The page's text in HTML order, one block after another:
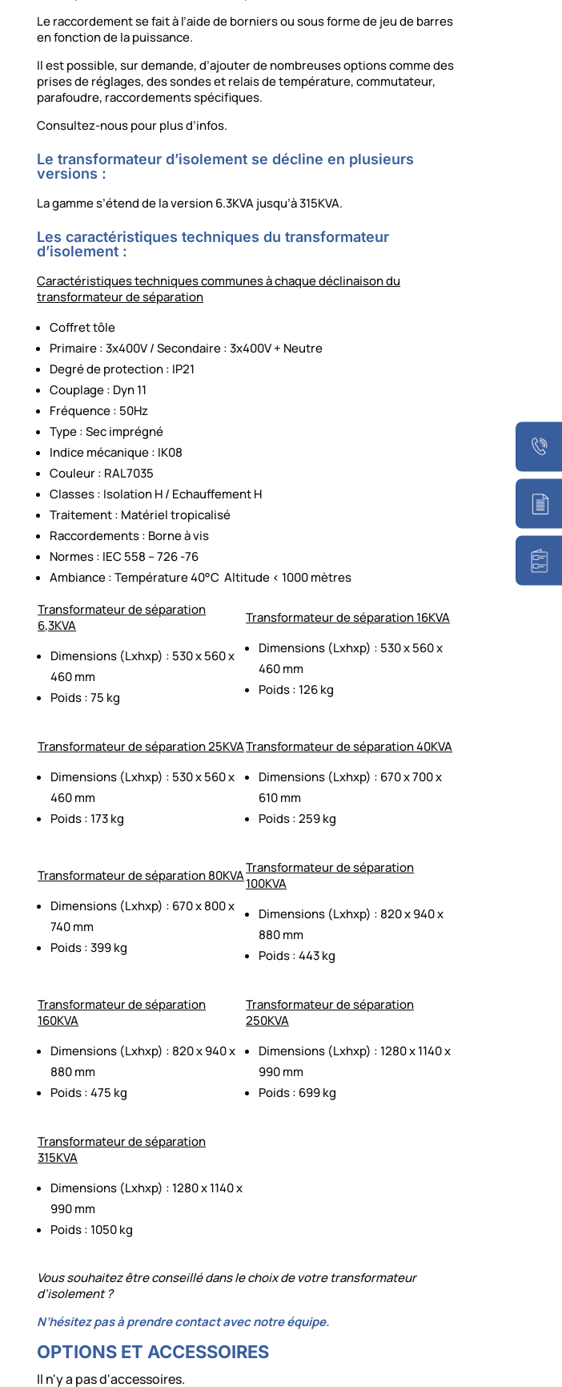
Le raccordement se fait à l’aide de borniers ou sous forme de jeu de barres
en fonction de la puissance.
Il est possible, sur demande, d’ajouter de nombreuses options comme des
prises de réglages, des sondes et relais de température, commutateur,
parafoudre, raccordements spécifiques.
Consultez-nous pour plus d’infos.
Le transformateur d’isolement se décline en plusieurs
versions :
La gamme s’étend de la version 6.3KVA jusqu’à 315KVA.
Les caractéristiques techniques du transformateur
d’isolement :
Caractéristiques techniques communes à chaque déclinaison du
transformateur de séparation
Coffret tôle
Primaire : 3x400V / Secondaire : 3x400V + Neutre
Degré de protection : IP21
Couplage : Dyn 11
Fréquence : 50Hz
Type : Sec imprégné
Indice mécanique : IK08
Couleur : RAL7035
Classes : Isolation H / Echauffement H
Traitement : Matériel tropicalisé
Raccordements : Borne à vis
Normes : IEC 558 – 726 -76
Ambiance : Température 40°C Altitude < 1000 mètres
Transformateur de séparation
6,3KVA
Dimensions (Lxhxp) : 530 x 560 x
460 mm
Poids : 75 kg
Transformateur de séparation 16KVA
Dimensions (Lxhxp) : 530 x 560 x
460 mm
Poids : 126 kg
Transformateur de séparation 25KVA
Dimensions (Lxhxp) : 530 x 560 x
460 mm
Poids : 173 kg
Transformateur de séparation 40KVA
Dimensions (Lxhxp) : 670 x 700 x
610 mm
Poids : 259 kg
Transformateur de séparation 80KVA
Dimensions (Lxhxp) : 670 x 800 x
740 mm
Poids : 399 kg
Transformateur de séparation
100KVA
Dimensions (Lxhxp) : 820 x 940 x
880 mm
Poids : 443 kg
Transformateur de séparation
160KVA
Dimensions (Lxhxp) : 820 x 940 x
880 mm
Poids : 475 kg
Transformateur de séparation
250KVA
Dimensions (Lxhxp) : 1280 x 1140 x
990 mm
Poids : 699 kg
Transformateur de séparation
315KVA
Dimensions (Lxhxp) : 1280 x 1140 x
990 mm
Poids : 1050 kg
Vous souhaitez être conseillé dans le choix de votre transformateur
d’isolement ?
N’hésitez pas à prendre contact avec notre équipe.
OPTIONS ET ACCESSOIRES
Il n'y a pas d'accessoires.